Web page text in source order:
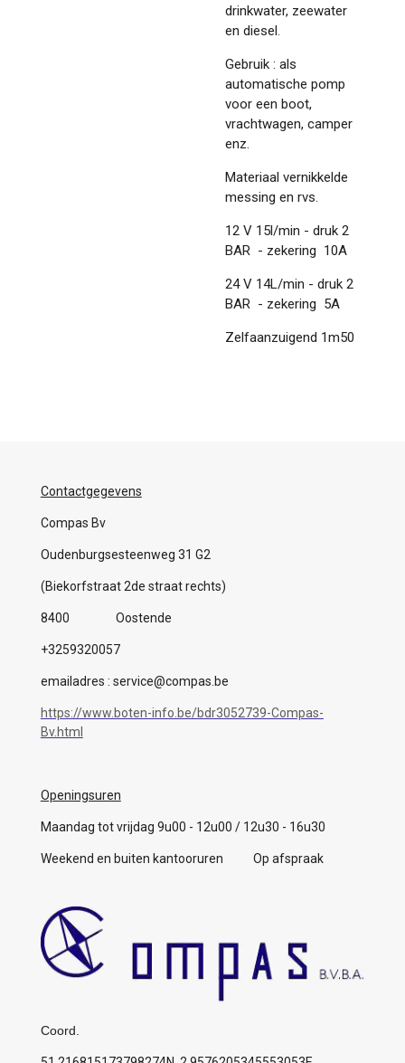
drinkwater, zeewater
en diesel.
Gebruik : als
automatische pomp
voor een boot,
vrachtwagen, camper
enz.
Materiaal vernikkelde
messing en rvs.
12 V 15l/min - druk 2
BAR - zekering 10A
24 V 14L/min - druk 2
BAR - zekering 5A
Zelfaanzuigend 1m50
Contactgegevens
Compas Bv
Oudenburgsesteenweg 31 G2
(Biekorfstraat 2de straat rechts)
8400 Oostende
+3259320057
emailadres : service@compas.be
https://www.boten-info.be/bdr3052739-Compas-
Bv.html
Openingsuren
Maandag tot vrijdag 9u00 - 12u00 / 12u30 - 16u30
Weekend en buiten kantooruren Op afspraak
Coord.